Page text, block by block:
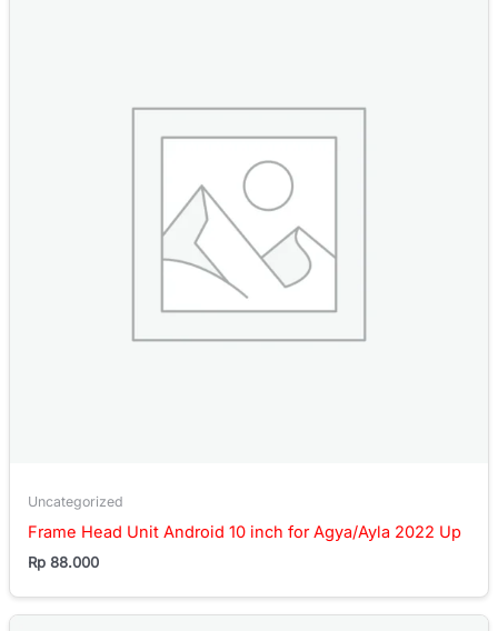
Uncategorized
Frame Head Unit Android 10 inch for Agya/Ayla 2022 Up
Rp 88.000